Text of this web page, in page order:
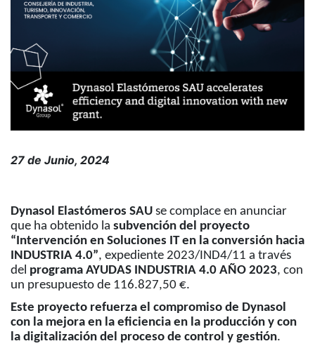
27 de Junio, 2024
Dynasol Elastómeros SAU se complace en anunciar
que ha obtenido la subvención del proyecto
“Intervención en Soluciones IT en la conversión hacia
INDUSTRIA 4.0”, expediente 2023/IND4/11 a través
del programa AYUDAS INDUSTRIA 4.0 AÑO 2023, con
un presupuesto de 116.827,50 €.
Este proyecto refuerza el compromiso de Dynasol
con la mejora en la eficiencia en la producción y con
la digitalización del proceso de control y gestión.